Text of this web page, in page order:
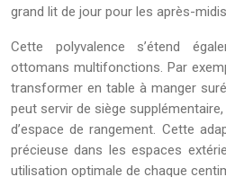
grand lit de jour pour les après-
Cette polyvalence s’étend
ottomans multifonctions. Par
transformer en table à manger
peut servir de siège
d’espace de rangement. Cette
précieuse dans les espaces
utilisation optimale de chaque